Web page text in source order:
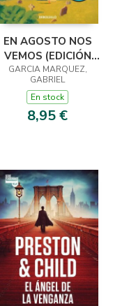
EN AGOSTO NOS
VEMOS (EDICIÓN
LIMITADA)
GARCIA MARQUEZ,
GABRIEL
En stock
8,95 €